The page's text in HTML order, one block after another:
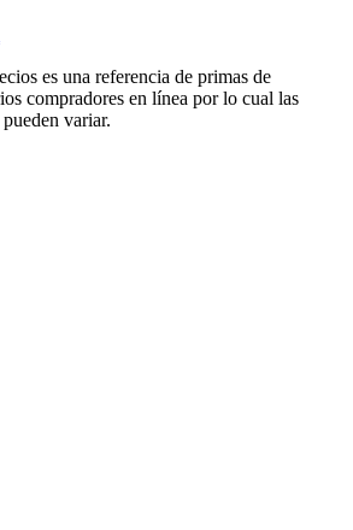
es una referencia de primas de
compradores en línea por lo cual las
variar.